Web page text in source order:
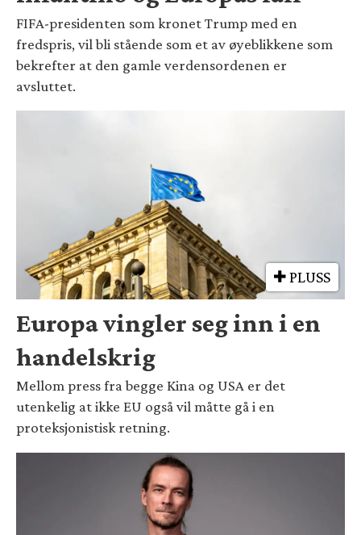
FIFA-presidenten som kronet Trump med en
fredspris, vil bli stående som et av øyeblikkene som
bekrefter at den gamle verdensordenen er
avsluttet.
PLUSS
Europa vingler seg inn i en
handelskrig
Mellom press fra begge Kina og USA er det
utenkelig at ikke EU også vil måtte gå i en
proteksjonistisk retning.